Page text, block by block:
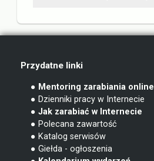
Przydatne linki
● Mentoring zarabiania online
● Dzienniki pracy w Internecie
● Jak zarabiać w Internecie
● Polecana zawartość
● Katalog serwisów
● Giełda - ogłoszenia